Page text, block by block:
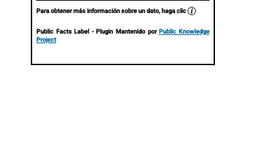
Para obtener más información sobre un dato, haga clic
Public Facts Label - Plugin Mantenido porPublic Knowledge
Project